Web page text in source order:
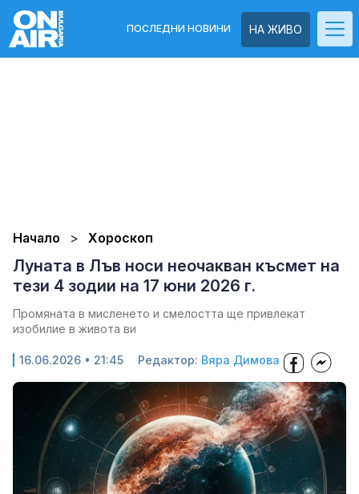
НА ЖИВО
ПОСЛЕДНИ НОВИНИ
Начало Хороскоп
Луната в Лъв носи неочакван късмет на
тези 4 зодии на 17 юни 2026 г.
Промяната в мисленето и смелостта ще привлекат
изобилие в живота ви
16.06.2026 • 21:45 Редактор: Вяра Димова